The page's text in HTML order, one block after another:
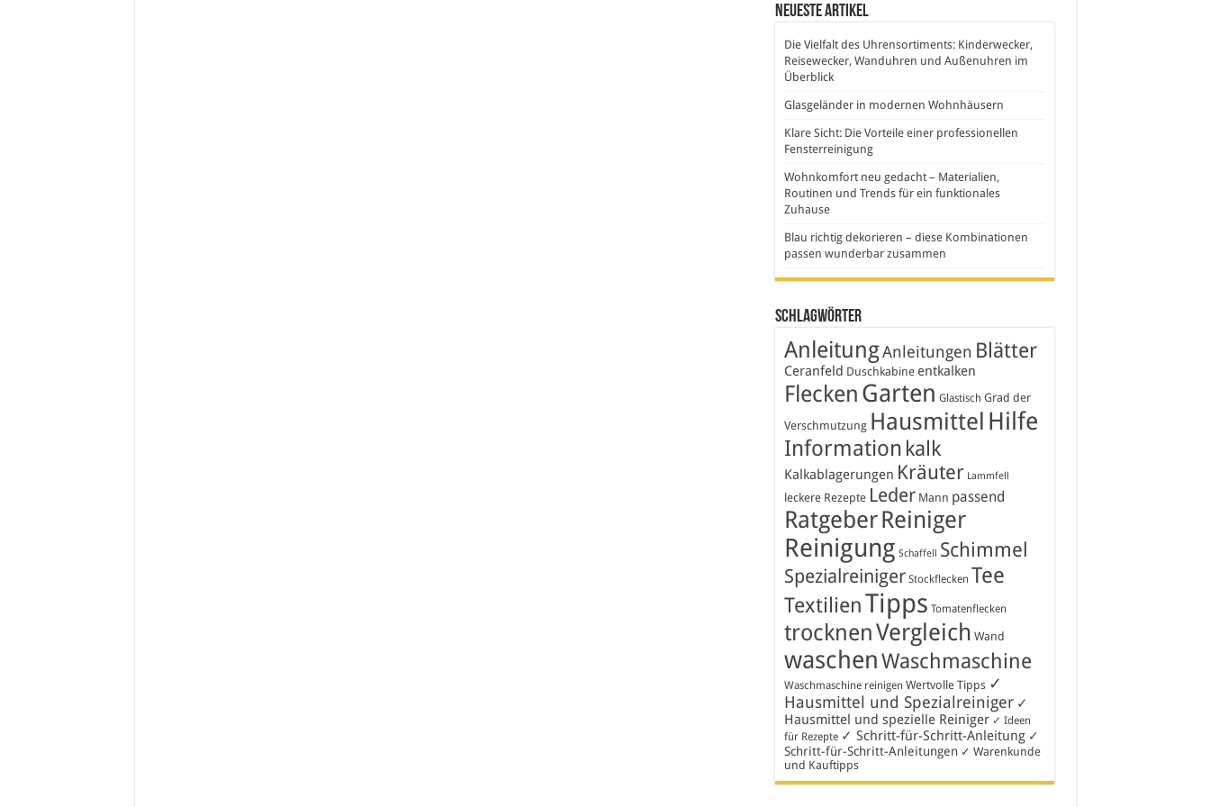
Neueste Artikel
Die Vielfalt des Uhrensortiments: Kinderwecker,
Reisewecker, Wanduhren und Außenuhren im
Überblick
Glasgeländer in modernen Wohnhäusern
Klare Sicht: Die Vorteile einer professionellen
Fensterreinigung
Wohnkomfort neu gedacht – Materialien,
Routinen und Trends für ein funktionales
Zuhause
Blau richtig dekorieren – diese Kombinationen
passen wunderbar zusammen
Schlagwörter
AnleitungAnleitungen Blätter
Ceranfeld Duschkabine entkalken
Flecken Garten Glastisch Grad der
Verschmutzung Hausmittel Hilfe
Information kalk
Kalkablagerungen Kräuter Lammfell
leckere Rezepte Leder Mann passend
RatgeberReiniger
Reinigung Schaffell Schimmel
Spezialreiniger Stockflecken Tee
TextilienTipps Tomatenflecken
trocknenVergleich Wand
waschenWaschmaschine
Waschmaschine reinigen Wertvolle Tipps ✓
Hausmittel und Spezialreiniger ✓
Hausmittel und spezielle Reiniger ✓ Ideen
für Rezepte ✓ Schritt-für-Schritt-Anleitung ✓
Schritt-für-Schritt-Anleitungen ✓ Warenkunde
und Kauftipps